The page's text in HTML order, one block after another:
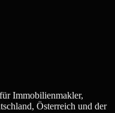
Immobilienmakler,
Österreich und der